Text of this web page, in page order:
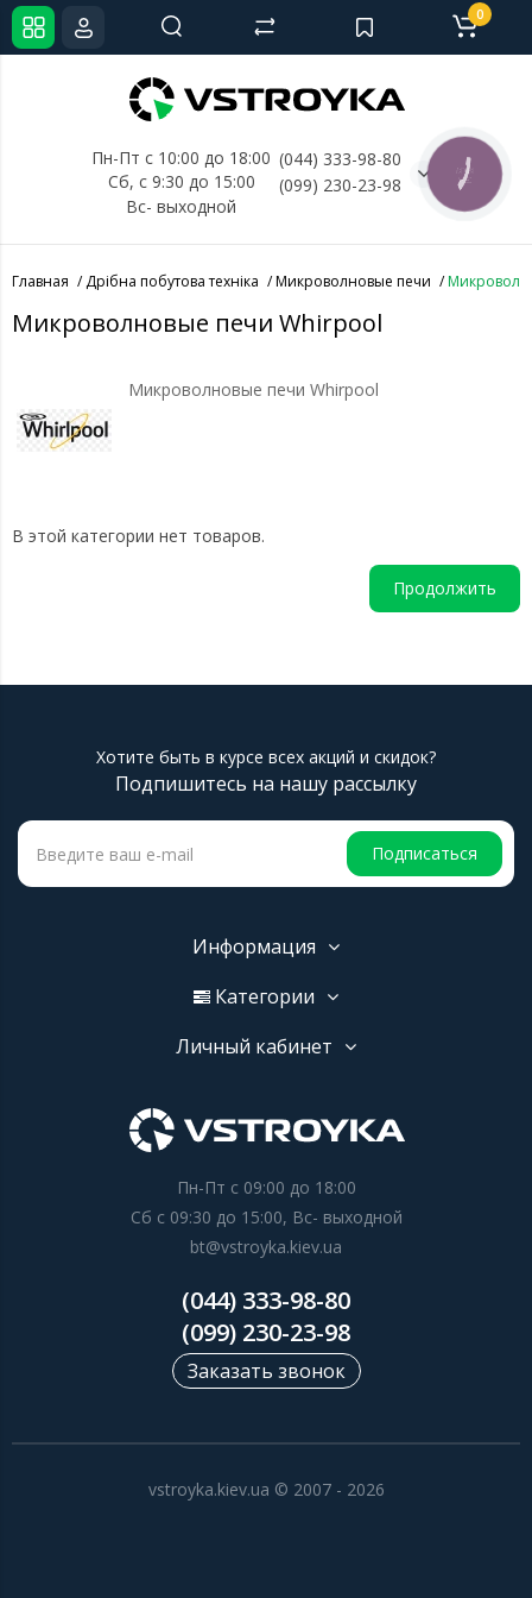
Пн-Пт с 10:00 до 18:00
Сб, с 9:30 до 15:00
Вс- выходной
(044) 333-98-80
(099) 230-23-98
0
Главная Дрібна побутова техніка Микроволновые печи
Микроволновые печи Whirpool
Микроволновые печи Whirpool
В этой категории нет товаров.
Продолжить
Хотите быть в курсе всех акций и скидок?
Подпишитесь на нашу рассылку
Подписаться
Информация
Категории
Личный кабинет
Пн-Пт с 09:00 до 18:00
Сб с 09:30 до 15:00, Вс- выходной
bt@vstroyka.kiev.ua
(044) 333-98-80
(099) 230-23-98
Заказать звонок
vstroyka.kiev.ua © 2007 - 2026
КНОПКА
СВЯЗИ